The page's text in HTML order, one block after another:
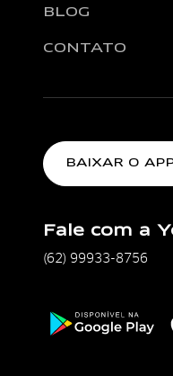
BLOG
CONTATO
BAIXAR O
Fale com a
(62) 99933-8756
Disponível na